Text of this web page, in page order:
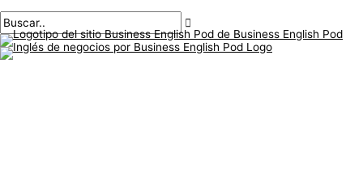
al
contenido
principal
de
navegación
aquí..
electrónico*
T
e
m
B
u
s